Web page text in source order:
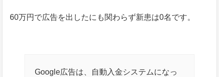
60万円で広告を出したにも関わらず新患は0名です。
Google広告は、自動入金システムになっ